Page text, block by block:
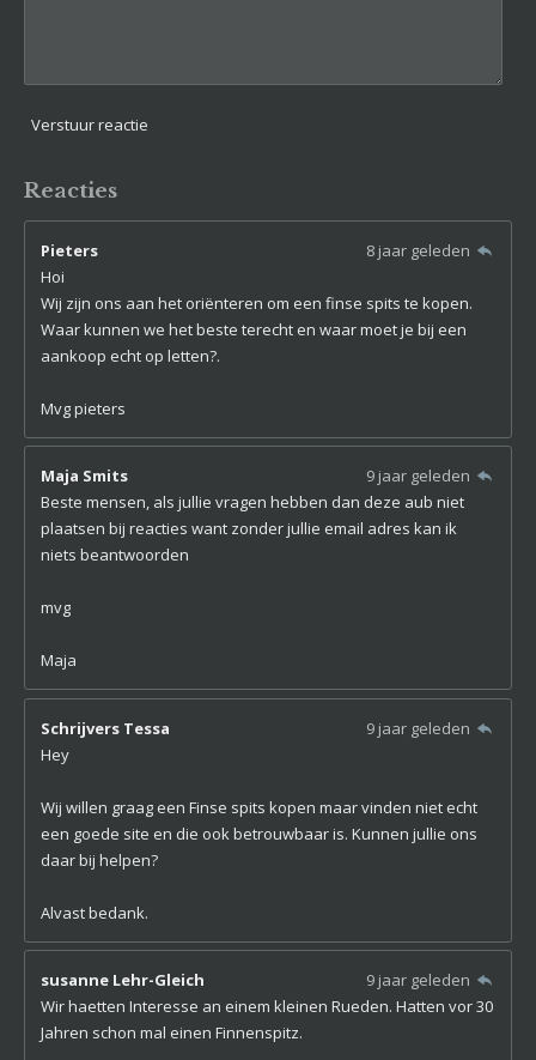
Verstuur reactie
Reacties
Pieters
8 jaar geleden
Hoi
Wij zijn ons aan het oriënteren om een finse spits te kopen.
Waar kunnen we het beste terecht en waar moet je bij een
aankoop echt op letten?.
Mvg pieters
Maja Smits
9 jaar geleden
Beste mensen, als jullie vragen hebben dan deze aub niet
plaatsen bij reacties want zonder jullie email adres kan ik
niets beantwoorden
mvg
Maja
Schrijvers Tessa
9 jaar geleden
Hey
Wij willen graag een Finse spits kopen maar vinden niet echt
een goede site en die ook betrouwbaar is. Kunnen jullie ons
daar bij helpen?
Alvast bedank.
susanne Lehr-Gleich
9 jaar geleden
Wir haetten Interesse an einem kleinen Rueden. Hatten vor 30
Jahren schon mal einen Finnenspitz.